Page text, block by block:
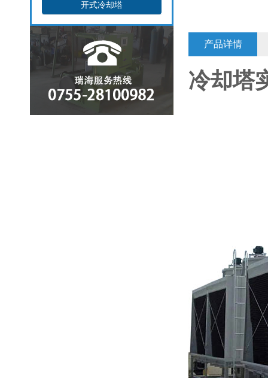
开式冷却塔
产品详情
冷却塔